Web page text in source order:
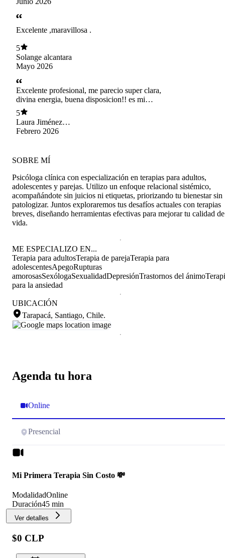
Excelente ,maravillosa .
5
Solange alcantara
Mayo 2026
Excelente profesional, me parecio super clara,
divina energia, buena disposicion!! es mi
primera sesion con ella pero definitvamente la
energia habla primero asi que se que sera
increible el trabajo con ella.
5
Laura Jiménez
Gnecco
Febrero 2026
Agenda tu hora
Online
Presencial
Mi Primera Terapia Sin Costo 💸
ModalidadOnline
Duración45 min
Ver detalles
$0 CLP
SOBRE MÍ
Psicóloga clínica con especialización en terapias para adultos,
adolescentes y parejas. Utilizo un enfoque relacional sistémico,
acompañándote sin juicios ni etiquetas, priorizando tu bienestar sin
patologizar. Juntos exploraremos tus desafíos actuales con terapias
breves, diseñando herramientas efectivas para mejorar tu calidad de
vida.
ME ESPECIALIZO EN...
Terapia para adultosTerapia de parejaTerapia para
adolescentesApegoRupturas
amorosasSexólogaSexualidadDepresiónTrastornos del ánimo
para la ansiedad
UBICACIÓN
Tarapacá, Santiago, Chile.